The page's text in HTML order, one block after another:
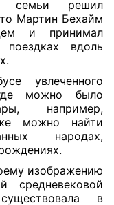
семьи решил
Мартин Бехайм
и принимал
поездках вдоль
увлеченного
можно было
например,
можно найти
народах,
изображению
средневековой
в